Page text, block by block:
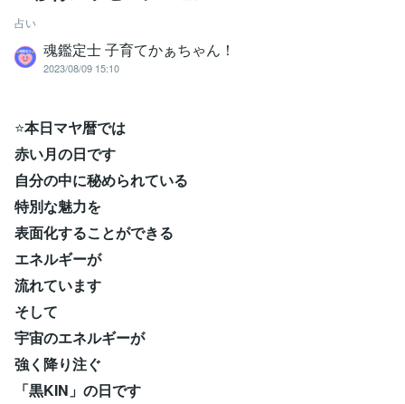
占い
魂鑑定士 子育てかぁちゃん！
2023/08/09 15:10
⭐本日マヤ暦では
赤い月の日です
自分の中に秘められている
特別な魅力を
表面化することができる
エネルギーが
流れています
そして
宇宙のエネルギーが
強く降り注ぐ
「黒KIN」の日です